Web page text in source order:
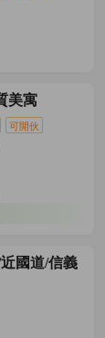
美寓
可開伙
國道/信義